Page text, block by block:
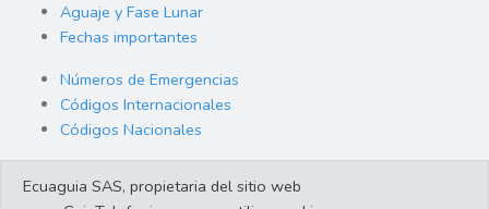
Aguaje y Fase Lunar
Fechas importantes
Números de Emergencias
Códigos Internacionales
Códigos Nacionales
Cambio de Divisas
Ecuaguia SAS, propietaria del sitio web